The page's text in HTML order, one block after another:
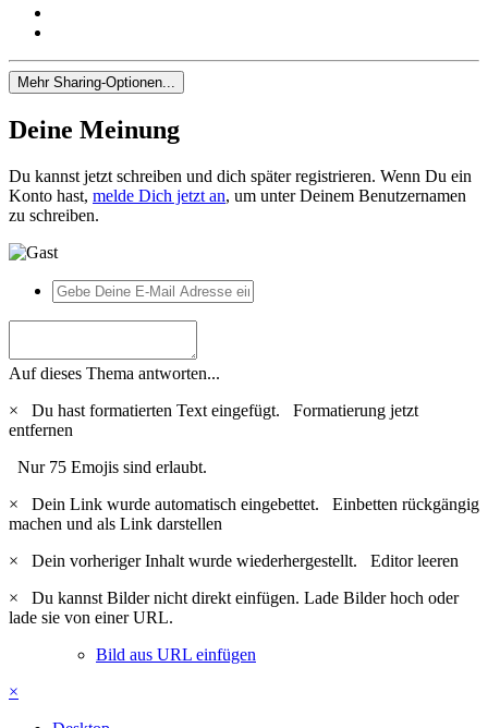
Mehr Sharing-Optionen...
Deine Meinung
Du kannst jetzt schreiben und dich später registrieren. Wenn Du ein
Konto hast, melde Dich jetzt an, um unter Deinem Benutzernamen
zu schreiben.
Auf dieses Thema antworten...
×
Du hast formatierten Text eingefügt. Formatierung jetzt
entfernen
Nur 75 Emojis sind erlaubt.
×
Dein Link wurde automatisch eingebettet. Einbetten rückgängig
machen und als Link darstellen
×
Dein vorheriger Inhalt wurde wiederhergestellt. Editor leeren
×
Du kannst Bilder nicht direkt einfügen. Lade Bilder hoch oder
lade sie von einer URL.
Bild aus URL einfügen
×